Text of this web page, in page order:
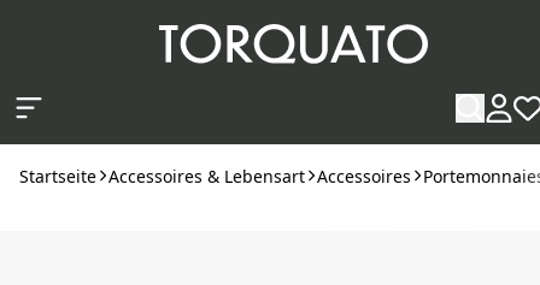
Startseite Accessoires & Lebensart Accessoires